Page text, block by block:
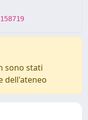
sono stati
dell'ateneo